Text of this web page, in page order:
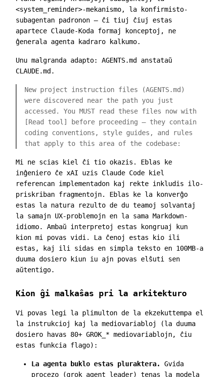
<system_reminder>-mekanismo, la konfirmisto-
subagentan padronon — ĉi tiuj ĉiuj estas
apartece Claude-Koda formaj konceptoj, ne
ĝenerala agenta kadraro kalkumo.
Unu malgranda adapto: AGENTS.md
anstataŭ
CLAUDE.md .
New project instruction files (AGENTS.md)
were discovered near the path you just
accessed. You MUST read these files now with
[Read tool] before proceeding — they contain
coding conventions, style guides, and rules
that apply to this area of the codebase:
Mi ne scias kiel ĉi tio okazis. Eblas ke
inĝeniero ĉe xAI uzis Claude Code kiel
referencan implementadon kaj rekte inkludis ilo-
priskriban fragmentojn. Eblas ke la konverĝo
estas la natura rezulto de du teamoj solvantaj
la samajn UX-problemojn en la sama Markdown-
idiomo. Ambaŭ interpretoj estas kongruaj kun
kion mi povas vidi. La ĉenoj estas kio ili
estas, kaj ili sidas en simpla teksto en 100MB-a
duuma dosiero kiun iu ajn povas elŝuti sen
aŭtentigo.
Kion ĝi malkaŝas pri la arkitekturo
Vi povas legi la plimulton de la ekzekuttempa el
la instrukcioj kaj la mediovariabloj (la duuma
dosiero havas 80+ GROK_* mediovariablojn, ĉiu
estas funkcia flago):
La agenta buklo estas pluraktera.
Gvida
procezo (grok agent leader) tenas la modela